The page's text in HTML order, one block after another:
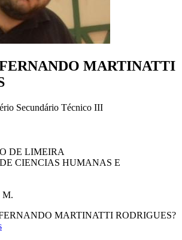
MARTINATTI
Secundário Técnico III
DE LIMEIRA
CIENCIAS HUMANAS E
M.
MARTINATTI RODRIGUES?